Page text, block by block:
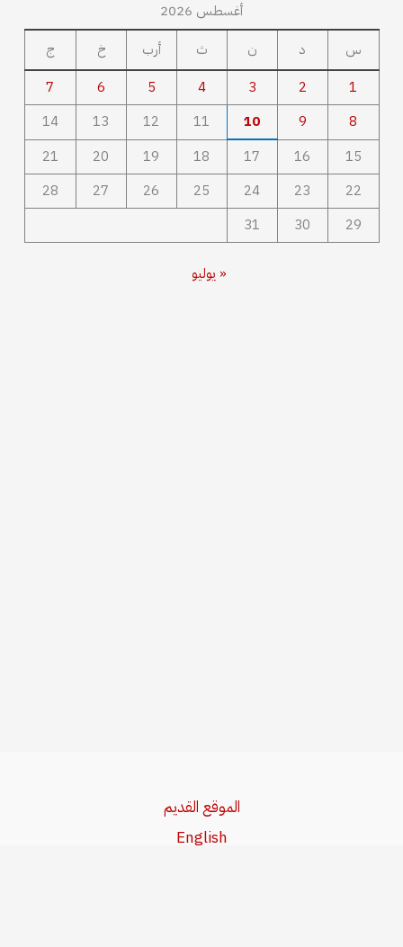
أغسطس 2026
س
د ن ث أرب خ
ج
1
2
3
4
5
6
7
8
9
10
11
12
13
14
15
16
17
18
19
20
21
22
23
24
25
26
27
28
29
30
31
« يوليو
الموقع القديم
English